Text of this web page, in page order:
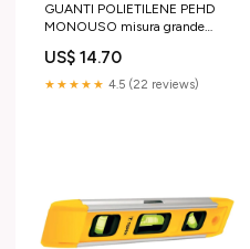
GUANTI POLIETILENE PEHD
MONOUSO misura grande
US$ 14.70
★★★★★ 4.5 (22 reviews)